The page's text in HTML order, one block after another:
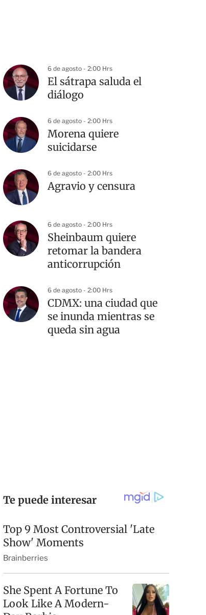
6 de agosto - 2:00 Hrs
El sátrapa saluda el
diálogo
6 de agosto - 2:00 Hrs
Morena quiere
suicidarse
6 de agosto - 2:00 Hrs
Agravio y censura
6 de agosto - 2:00 Hrs
Sheinbaum quiere
retomar la bandera
anticorrupción
6 de agosto - 2:00 Hrs
CDMX: una ciudad que
se inunda mientras se
queda sin agua